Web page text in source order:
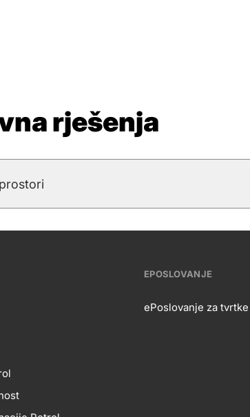
rješenja
EPOSLOVANJE
ePoslovanje za tvrtke